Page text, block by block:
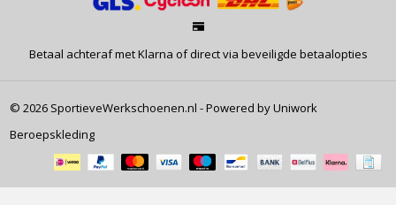
Betaal achteraf met Klarna of direct via beveiligde betaalopties
© 2026 SportieveWerkschoenen.nl - Powered by Uniwork
Beroepskleding